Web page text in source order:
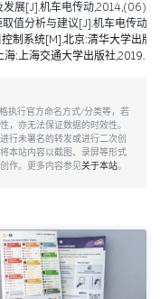
发展[J].机车电传动
取值分析与建议[J].机车电传动
制系统[M].北京:清华大学出版
海:上海交通大学出版社,2019.
执行官方命名方式/分类等，若
，亦无法保证数据的时效性。
行未署名的转发或进行二次创
本站内容以截图、录屏等形式
作。更多内容参见关于本站。